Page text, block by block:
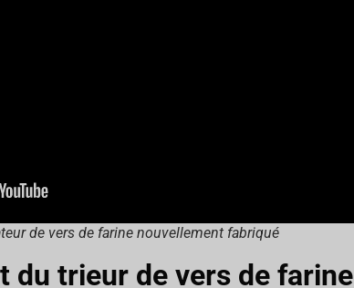
de vers de farine nouvellement fabriqué
du trieur de vers de farine